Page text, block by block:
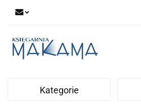
Kategorie